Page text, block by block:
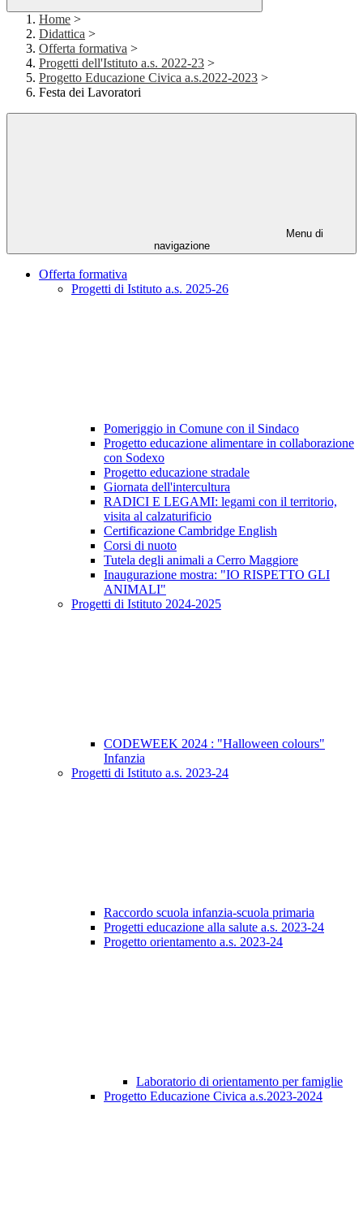
Home >
Didattica >
Offerta formativa >
Progetti dell'Istituto a.s. 2022-23 >
Progetto Educazione Civica a.s.2022-2023 >
Festa dei Lavoratori
Menu di
navigazione
Offerta formativa
Progetti di Istituto a.s. 2025-26
Pomeriggio in Comune con il Sindaco
Progetto educazione alimentare in collaborazione
con Sodexo
Progetto educazione stradale
Giornata dell'intercultura
RADICI E LEGAMI: legami con il territorio,
visita al calzaturificio
Certificazione Cambridge English
Corsi di nuoto
Tutela degli animali a Cerro Maggiore
Inaugurazione mostra: "IO RISPETTO GLI
ANIMALI"
Progetti di Istituto 2024-2025
CODEWEEK 2024 : "Halloween colours"
Infanzia
Progetti di Istituto a.s. 2023-24
Raccordo scuola infanzia-scuola primaria
Progetti educazione alla salute a.s. 2023-24
Progetto orientamento a.s. 2023-24
Laboratorio di orientamento per famiglie
Progetto Educazione Civica a.s.2023-2024